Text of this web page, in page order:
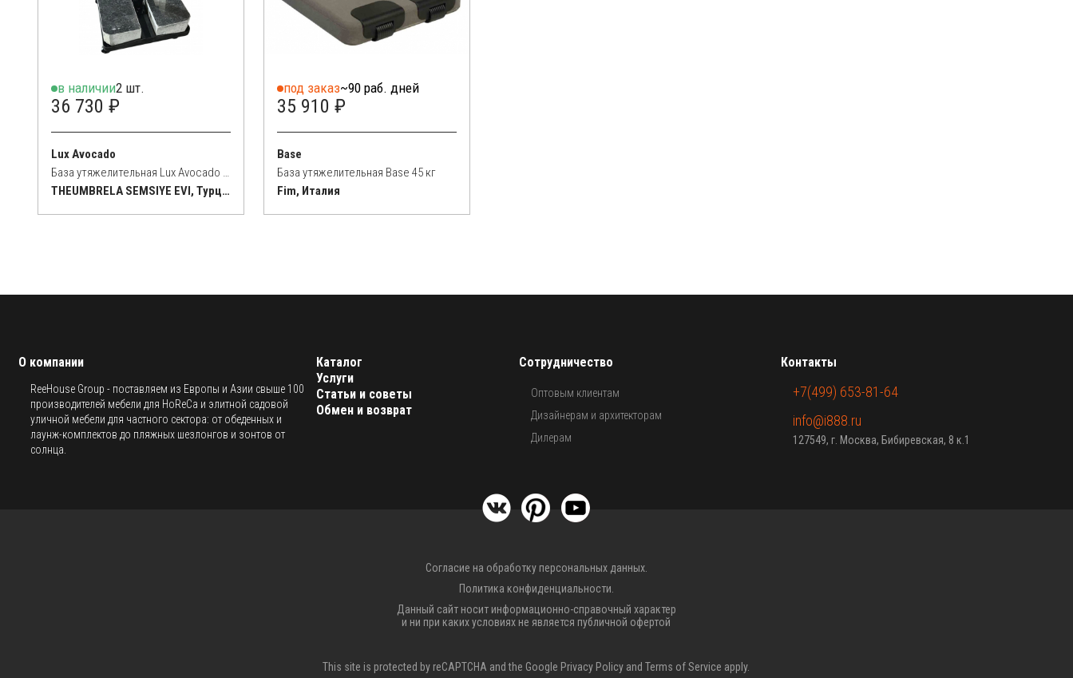
в наличии2 шт.
36 730 ₽
Lux Avocado
База утяжелительная Lux Avocado 70 кг
THEUMBRELA SEMSIYE EVI, Турция
под заказ~90 раб. дней
35 910 ₽
Base
База утяжелительная Base 45 кг
Fim, Италия
О компании
ReeHouse Group - поставляем из Европы и Азии свыше 100
производителей мебели для HoReCa и элитной садовой
уличной мебели для частного сектора: от обеденных и
лаунж-комплектов до пляжных шезлонгов и зонтов от
солнца.
Каталог
Услуги
Статьи и советы
Обмен и возврат
Сотрудничество
Оптовым клиентам
Дизайнерам и архитекторам
Дилерам
Контакты
+7(499) 653-81-64
info@i888.ru
127549, г. Москва, Бибиревская, 8 к.1
Согласие на обработку персональных данных.
Политика конфиденциальности.
Данный сайт носит информационно-справочный характер
и ни при каких условиях не является публичной офертой
This site is protected by reCAPTCHA and the Google Privacy Policy andTerms of Service apply.